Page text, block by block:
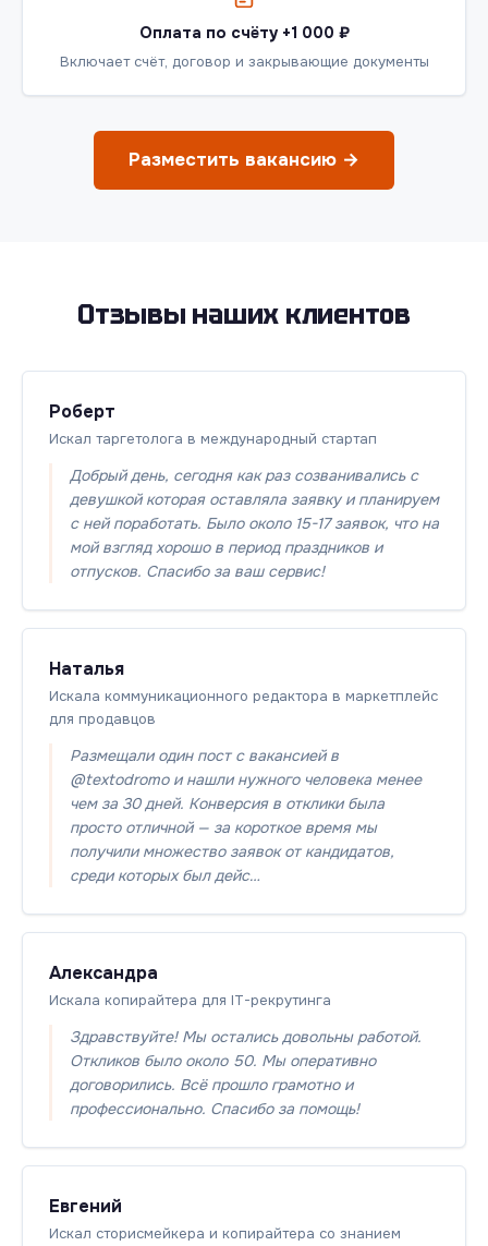
Оплата по счёту +1 000 ₽
Включает счёт, договор и закрывающие документы
Разместить вакансию →
Отзывы наших клиентов
Роберт
Искал таргетолога в международный стартап
Добрый день, сегодня как раз созванивались с
девушкой которая оставляла заявку и планируем
с ней поработать. Было около 15-17 заявок, что на
мой взгляд хорошо в период праздников и
отпусков. Спасибо за ваш сервис!
Наталья
Искала коммуникационного редактора в маркетплейс
для продавцов
Размещали один пост с вакансией в
@textodromo и нашли нужного человека менее
чем за 30 дней. Конверсия в отклики была
просто отличной — за короткое время мы
получили множество заявок от кандидатов,
среди которых был дейс…
Александра
Искала копирайтера для IT-рекрутинга
Здравствуйте! Мы остались довольны работой.
Откликов было около 50. Мы оперативно
договорились. Всё прошло грамотно и
профессионально. Спасибо за помощь!
Евгений
Искал сторисмейкера и копирайтера со знанием